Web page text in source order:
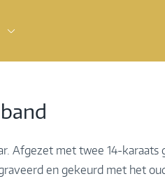
Afgezet met twee 14-karaats
en gekeurd met het